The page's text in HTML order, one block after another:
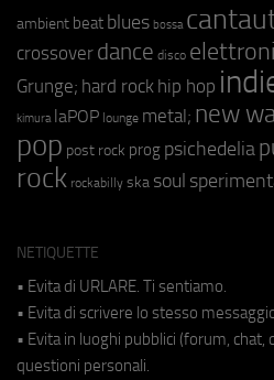
ambient beat blues bossa
crossover dance disco
Grunge; hard rock hip hop
kimura laPOP lounge metal; new
pop post rock prog psichedelia
rock rockabilly ska soul
NETIQUETTE
• Evita di URLARE. Ti sentiamo.
• Evita di scrivere lo stesso
• Evita in luoghi pubblici (forum,
questioni personali.